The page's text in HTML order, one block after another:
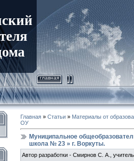
главная
Главная » Статьи » Материалы от
ОУ
Муниципальное
школа № 23 » г. Воркуты.
Автор разработки - Смирнов С. А.,